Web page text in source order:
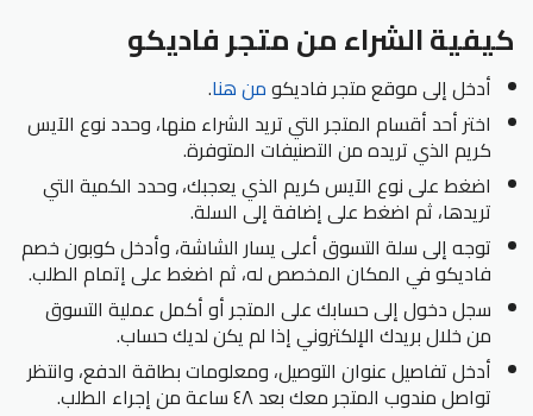
كيفية الشراء من متجر فاديكو
أدخل إلى موقع متجر فاديكومنهنا.
اختر أحد أقسام المتجر التي تريد الشراء منها، وحدد نوع الآيس
كريم الذي تريده من التصنيفات المتوفرة.
اضغط على نوع الآيس كريم الذي يعجبك، وحدد الكمية التي
تريدها، ثم اضغط على إضافة إلى السلة.
توجه إلى سلة التسوق أعلى يسار الشاشة، وأدخل كوبون خصم
فاديكو في المكان المخصص له، ثم اضغط على إتمام الطلب.
سجل دخول إلى حسابك على المتجر أو أكمل عملية التسوق
من خلال بريدك الإلكتروني إذا لم يكن لديك حساب.
أدخل تفاصيل عنوان التوصيل، ومعلومات بطاقة الدفع، وانتظر
تواصل مندوب المتجر معك بعد ٤٨ ساعة من إجراء الطلب.